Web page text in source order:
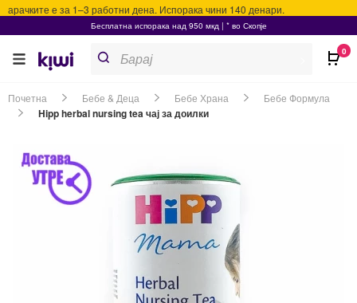
е за 1–3 работни дена. Испорака чини 140 денари.
Бесплатна испорака над 950 мкд | * во Скопје
search
Почетна Бебе & Деца Бебе Храна Бебе Формула
Hipp herbal nursing tea чај за доилки
0